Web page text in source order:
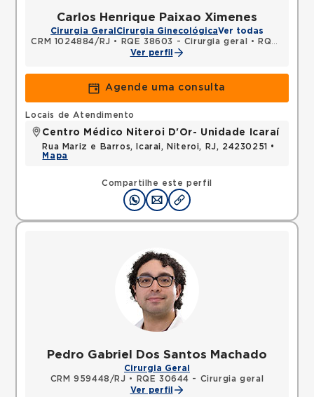
Carlos Henrique Paixao Ximenes
Cirurgia Geral Cirurgia GinecológicaVer todas
CRM 1024884/RJ • RQE 38603 - Cirurgia geral •
RQE 38604 - Cirurgia oncológica
Ver perfil
Agende uma consulta
Compartilhe este perfil
Locais de Atendimento
Centro Médico Niteroi D'Or- Unidade Icaraí
Rua Mariz e Barros, Icarai, Niteroi, RJ, 24230251 •
Mapa
Pedro Gabriel Dos Santos Machado
Cirurgia Geral
CRM 959448/RJ •
RQE 30644 - Cirurgia geral
Ver perfil